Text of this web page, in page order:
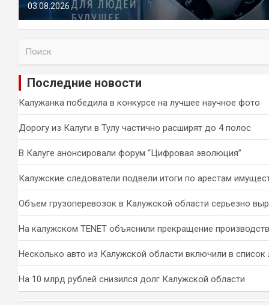
03.08.2026
и
Последние новости
Калужанка победила в конкурсе на лучшее научное фото
Дорогу из Калуги в Тулу частично расширят до 4 полос
В Калуге анонсировали форум “Цифровая эволюция”
Калужские следователи подвели итоги по арестам
Объем грузоперевозок в Калужской области серьезно
На калужском TENET объяснили прекращение
Несколько авто из Калужской области включили в список
На 10 млрд рублей снизился долг Калужской области